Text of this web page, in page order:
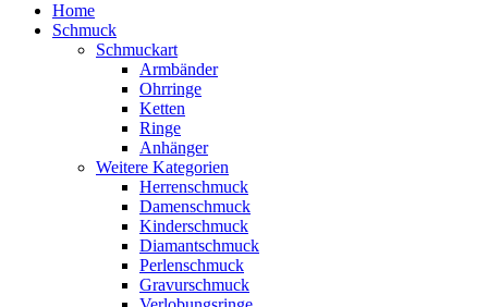
Home
Schmuck
Schmuckart
Armbänder
Ohrringe
Ketten
Ringe
Anhänger
Weitere Kategorien
Herrenschmuck
Damenschmuck
Kinderschmuck
Diamantschmuck
Perlenschmuck
Gravurschmuck